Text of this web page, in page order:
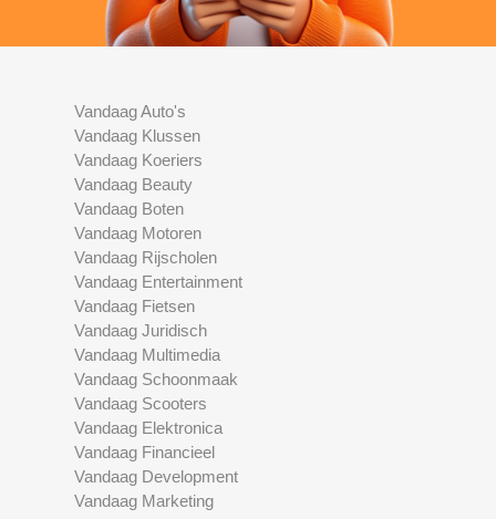
Vandaag Auto's
Vandaag Klussen
Vandaag Koeriers
Vandaag Beauty
Vandaag Boten
Vandaag Motoren
Vandaag Rijscholen
Vandaag Entertainment
Vandaag Fietsen
Vandaag Juridisch
Vandaag Multimedia
Vandaag Schoonmaak
Vandaag Scooters
Vandaag Elektronica
Vandaag Financieel
Vandaag Development
Vandaag Marketing